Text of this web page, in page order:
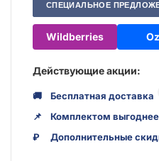
СПЕЦИАЛЬНОЕ
Wildberries
Действующие акции:
🚚 Бесплатная доставка
📌 Комплектом выгоднее
₽ Дополнительные